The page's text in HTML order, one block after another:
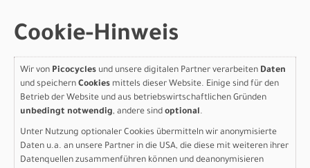
Herstellerdaten gem. GPSR
Marke Specialized:
Specialized Germany GmbH
D-83607 Holzkirchen
+49 8024 90 288 01
Cookie-Hinweis
Wir von Picocycles und unsere digitalen Partner verarbeiten Daten
und speichern Cookies mittels dieser Website. Einige sind für den
Betrieb der Website und aus betriebswirtschaftlichen Gründen
unbedingt notwendig, andere sind optional.
Unter Nutzung optionaler Cookies übermitteln wir anonymisierte
Daten u.a. an unsere Partner in die USA, die diese mit weiteren ihrer
Datenquellen zusammenführen können und deanonymisieren